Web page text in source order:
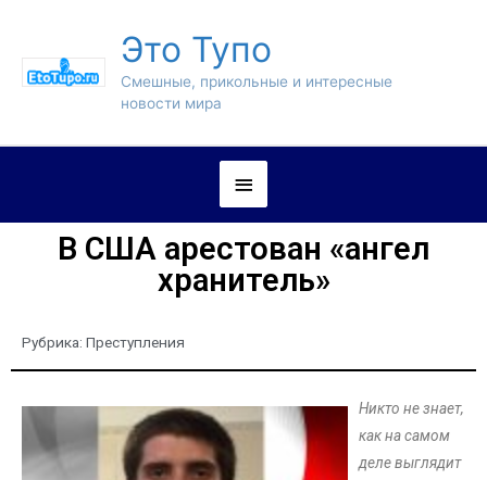
Это Тупо
Смешные, прикольные и интересные
новости мира
В США арестован «ангел
хранитель»
Рубрика: Преступления
Никто не знает,
как на самом
деле выглядит